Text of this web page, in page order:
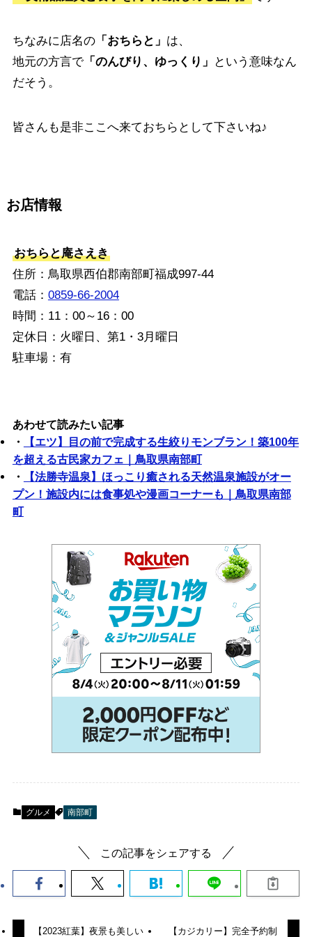
ちなみに店名の「おちらと」 は、
地元の方言で「のんびり、ゆっくり」
という意味なん
だそう。
皆さんも是非ここへ来ておちらとして下さいね♪
お店情報
おちらと庵さえき
住所：鳥取県西伯郡南部町福成997-44
電話： 0859-66-2004
時間：11：00～16：00
定休日：火曜日、第1・3月曜日
駐車場：有
あわせて読みたい記事
・
【エツ】目の前で完成する生絞りモンブラン！築100年
を超える古民家カフェ｜鳥取県南部町
・
【法勝寺温泉】ほっこり癒される天然温泉施設がオー
プン！施設内には食事処や漫画コーナーも｜鳥取県南部
町
グルメ 南部町
この記事をシェアする
【2023紅葉】夜景も美しい
【カジカリー】完全予約制